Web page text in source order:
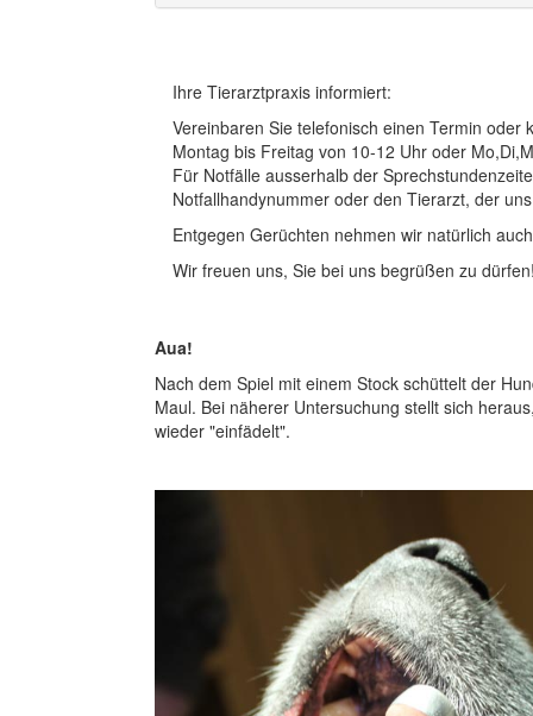
Ihre Tierarztpraxis informiert:
Vereinbaren Sie telefonisch einen Termin
Montag bis Freitag von 10-12 Uhr oder
Für Notfälle ausserhalb der
Notfallhandynummer oder den Tierarzt, der
Entgegen Gerüchten nehmen wir natürlich
Wir freuen uns, Sie bei uns begrüßen zu
Aua!
Nach dem Spiel mit einem Stock schüttelt der
Maul. Bei näherer Untersuchung stellt sich
wieder "einfädelt".